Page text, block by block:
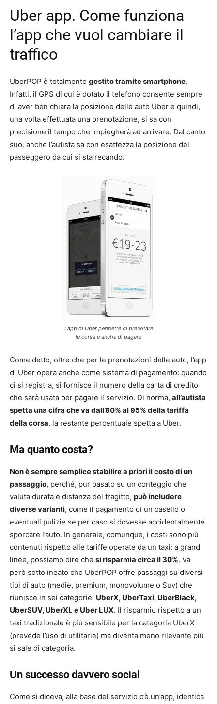
Uber app. Come funziona
l’app che vuol cambiare il
traffico
UberPOP è totalmente gestito tramite smartphone.
Infatti, il GPS di cui è dotato il telefono consente sempre
di aver ben chiara la posizione delle auto Uber e quindi,
una volta effettuata una prenotazione, si sa con
precisione il tempo che impiegherà ad arrivare. Dal canto
suo, anche l’autista sa con esattezza la posizione del
passeggero da cui si sta recando.
Lapp di Uber permette di prenotare
le corsa e anche di pagare
Come detto, oltre che per le prenotazioni delle auto, l’app
di Uber opera anche come sistema di pagamento: quando
ci si registra, si fornisce il numero della carta di credito
che sarà usata per pagare il servizio. Di norma, all’autista
spetta una cifra che va dall’80% al 95% della tariffa
della corsa, la restante percentuale spetta a Uber.
Ma quanto costa?
Non è sempre semplice stabilire a priori il costo di un
passaggio, perché, pur basato su un conteggio che
valuta durata e distanza del tragitto, può includere
diverse varianti, come il pagamento di un casello o
eventuali pulizie se per caso si dovesse accidentalmente
sporcare l’auto. In generale, comunque, i costi sono più
contenuti rispetto alle tariffe operate da un taxi: a grandi
linee, possiamo dire che si risparmia circa il 30%. Va
però sottolineato che UberPOP offre passaggi su diversi
tipi di auto (medie, premium, monovolume o Suv) che
riunisce in sei categorie: UberX, UberTaxi, UberBlack,
UberSUV, UberXL e Uber LUX. Il risparmio rispetto a un
taxi tradizionale è più sensibile per la categoria UberX
(prevede l’uso di utilitarie) ma diventa meno rilevante più
si sale di categoria.
Un successo davvero social
Come si diceva, alla base del servizio c’è un’app, identica